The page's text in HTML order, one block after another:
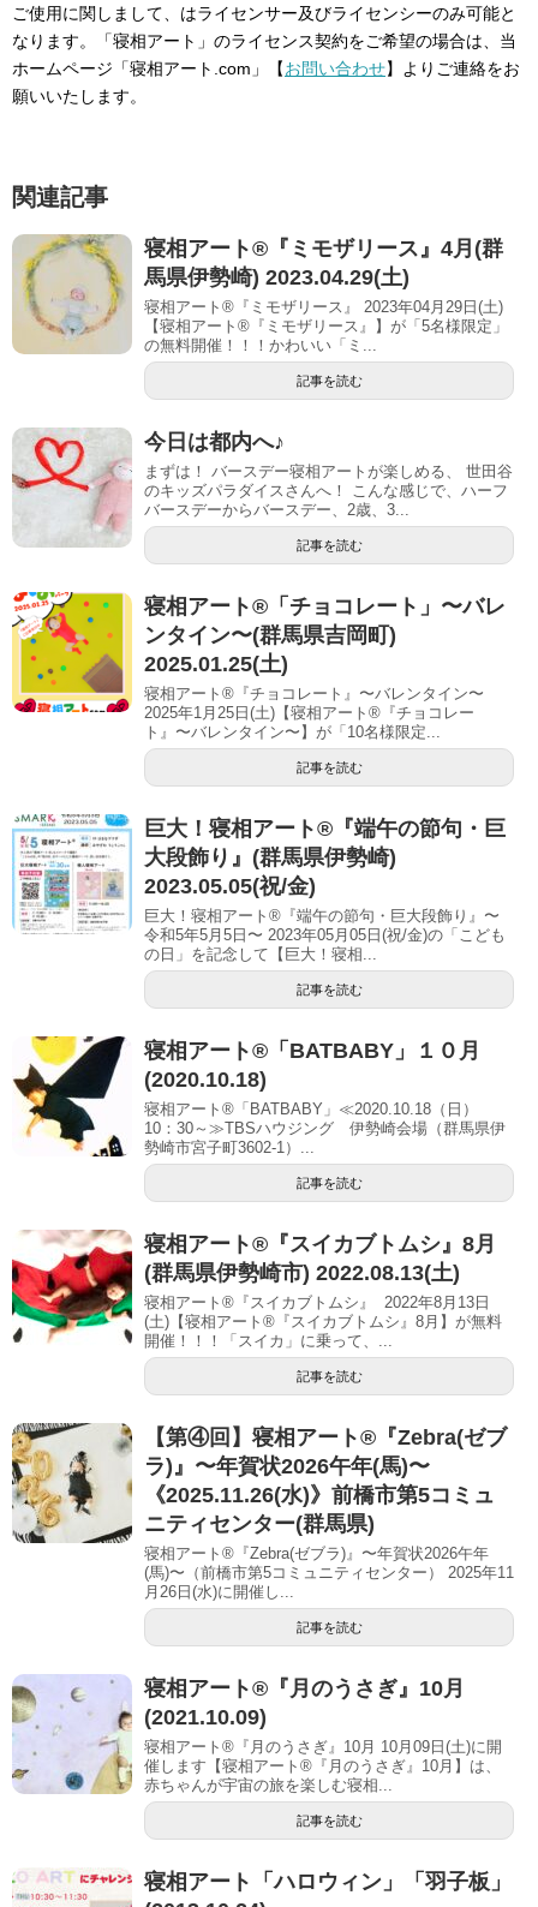
ご使用に関しまして、はライセンサー及びライセンシーのみ可能と
なります。「寝相アート」のライセンス契約をご希望の場合は、当
ホームページ「寝相アート.com」【お問い合わせ】よりご連絡をお
願いいたします。
関連記事
寝相アート®︎『ミモザリース』4月(群
馬県伊勢崎) 2023.04.29(土)
寝相アート®『ミモザリース』 2023年04月29日(土)
【寝相アート®︎『ミモザリース』】が「5名様限定」
の無料開催！！！かわいい「ミ...
記事を読む
今日は都内へ♪
まずは！ バースデー寝相アートが楽しめる、 世田谷
のキッズパラダイスさんへ！ こんな感じで、ハーフ
バースデーからバースデー、2歳、3...
記事を読む
寝相アート®「チョコレート」〜バレ
ンタイン〜(群馬県吉岡町)
2025.01.25(土)
寝相アート®『チョコレート』〜バレンタイン〜
2025年1月25日(土)【寝相アート®︎『チョコレー
ト』〜バレンタイン〜】が「10名様限定...
記事を読む
巨大！寝相アート®︎『端午の節句・巨
大段飾り』(群馬県伊勢崎)
2023.05.05(祝/金)
巨大！寝相アート®『端午の節句・巨大段飾り』〜
令和5年5月5日〜 2023年05月05日(祝/金)の「こども
の日」を記念して【巨大！寝相...
記事を読む
寝相アート®「BATBABY」１０月
(2020.10.18)
寝相アート®「BATBABY」≪2020.10.18（日）
10：30～≫TBSハウジング 伊勢崎会場（群馬県伊
勢崎市宮子町3602-1）...
記事を読む
寝相アート®︎『スイカブトムシ』8月
(群馬県伊勢崎市) 2022.08.13(土)
寝相アート®『スイカブトムシ』 2022年8月13日
(土)【寝相アート®︎『スイカブトムシ』8月】が無料
開催！！！「スイカ」に乗って、...
記事を読む
【第④回】寝相アート®︎『Zebra(ゼブ
ラ)』〜年賀状2026午年(馬)〜
《2025.11.26(水)》前橋市第5コミュ
ニティセンター(群馬県)
寝相アート®『Zebra(ゼブラ)』〜年賀状2026午年
(馬)〜（前橋市第5コミュニティセンター） 2025年11
月26日(水)に開催し...
記事を読む
寝相アート®︎『月のうさぎ』10月
(2021.10.09)
寝相アート®『月のうさぎ』10月 10月09日(土)に開
催します【寝相アート®︎『月のうさぎ』10月】は、
赤ちゃんが宇宙の旅を楽しむ寝相...
記事を読む
寝相アート「ハロウィン」「羽子板」